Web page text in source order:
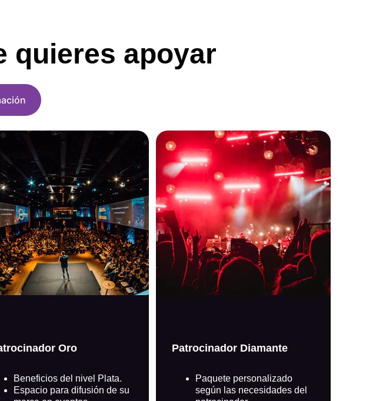
quieres apoyar
Oro
Beneficios del nivel Plata.
Espacio para difusión de su
Patrocinador Diamante
Paquete personalizado
según las necesidades del